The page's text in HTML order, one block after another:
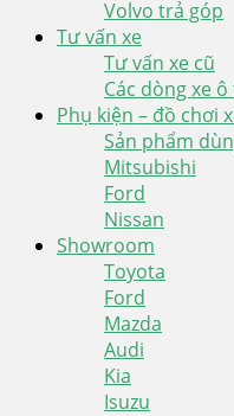
Volvo trả góp
Tư vấn xe
Tư vấn xe cũ
Các dòng xe ô
Phụ kiện – đồ chơi
Sản phẩm
Mitsubishi
Ford
Nissan
Showroom
Toyota
Ford
Mazda
Audi
Kia
Isuzu